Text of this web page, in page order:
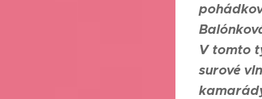
V tomto
surové